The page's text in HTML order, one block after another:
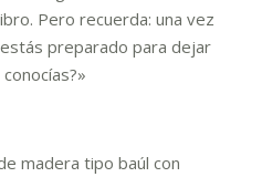
Pero recuerda: una vez
preparado para dejar
madera tipo baúl con